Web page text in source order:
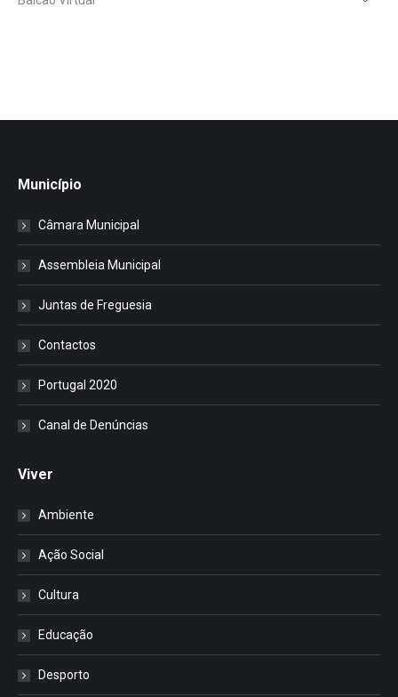
Município
Câmara Municipal
Assembleia Municipal
Juntas de Freguesia
Contactos
Portugal 2020
Canal de Denúncias
Viver
Ambiente
Ação Social
Cultura
Educação
Desporto